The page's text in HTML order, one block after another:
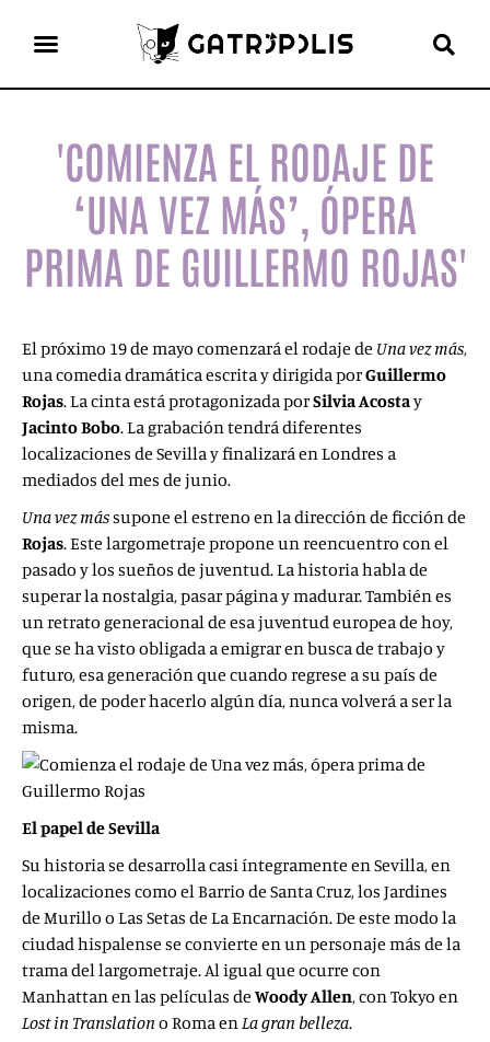
'COMIENZA EL RODAJE DE
‘UNA VEZ MÁS’, ÓPERA
PRIMA DE GUILLERMO ROJAS'
El próximo 19 de mayo comenzará el rodaje de Una vez más,
una comedia dramática escrita y dirigida porGuillermo
Rojas. La cinta está protagonizada porSilvia Acostay
Jacinto Bobo. La grabación tendrá diferentes
localizaciones de Sevilla y finalizará en Londres a
mediados del mes de junio.
Una vez mássupone el estreno en la dirección de ficción de
Rojas. Este largometraje propone un reencuentro con el
pasado y los sueños de juventud. La historia habla de
superar la nostalgia, pasar página y madurar. También es
un retrato generacional de esa juventud europea de hoy,
que se ha visto obligada a emigrar en busca de trabajo y
futuro, esa generación que cuando regrese a su país de
origen, de poder hacerlo algún día, nunca volverá a ser la
misma.
El papel de Sevilla
Su historia se desarrolla casi íntegramente en Sevilla, en
localizaciones como el Barrio de Santa Cruz, los Jardines
de Murillo o Las Setas de La Encarnación. De este modo la
ciudad hispalense se convierte en un personaje más de la
trama del largometraje. Al igual que ocurre con
Manhattan en las películas deWoody Allen, con Tokyo en
Lost in Translation o Roma enLa gran belleza.